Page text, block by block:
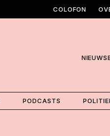
COLOFON
PODCASTS